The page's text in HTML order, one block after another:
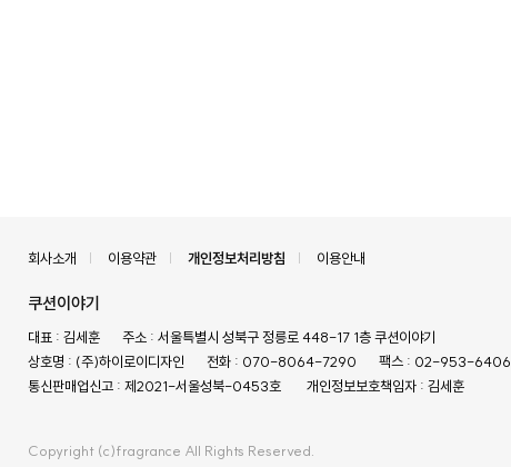
회사소개 이용약관 개인정보처리방침 이용안내
쿠션이야기
대표 : 김세훈
주소 : 서울특별시 성북구 정릉로 448-17 1층 쿠션이야기
상호명 : (주)하이로이디자인
전화 : 070-8064-7290 팩스 : 02-953-6406
통신판매업신고 : 제2021-서울성북-0453호 개인정보보호책임자 : 김세훈
Copyright (c)fragrance All Rights Reserved.